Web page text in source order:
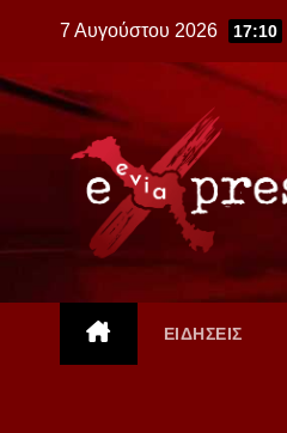
content
7 Αυγούστου 2026 17:10
ΕΙΔΗΣΕΙΣ